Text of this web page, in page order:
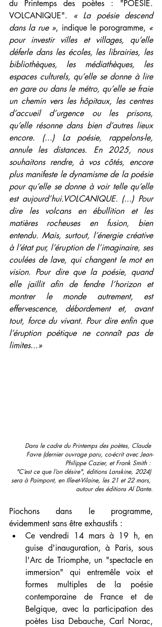
du Printemps des poètes : "POÉSIE.
VOLCANIQUE". « La poésie descend
dans la rue », indique le porogramme, «
pour investir villes et villages, qu’elle
déferle dans les écoles, les librairies, les
bibliothèques, les médiathèques, les
espaces culturels, qu’elle se donne à lire
en gare ou dans le métro, qu’elle se fraie
un chemin vers les hôpitaux, les centres
d’accueil d’urgence ou les prisons,
qu’elle résonne dans bien d’autres lieux
encore. (...) La poésie, rappelons-le,
annule les distances. En 2025, nous
souhaitons rendre, à vos côtés, encore
plus manifeste le dynamisme de la poésie
pour qu’elle se donne à voir telle qu’elle
est aujourd’hui.VOLCANIQUE. (...) Pour
dire les volcans en ébullition et les
matières rocheuses en fusion, bien
entendu. Mais, surtout, l’énergie créative
à l’état pur, l’éruption de l’imaginaire, ses
coulées de lave, qui changent le mot en
vision. Pour dire que la poésie, quand
elle jaillit afin de fendre l’horizon et
montrer le monde autrement, est
effervescence, débordement et, avant
tout, force du vivant. Pour dire enfin que
l’éruption poétique ne connaît pas de
limites...»
Dans le cadre du Printemps des poètes, Claude
Favre (dernier ouvrage paru, co-écrit avec Jean-
Philippe Cazier, et Frank Smith :
"C’est ce que l’on désire", éditions Lanskine, 2024)
sera à Paimpont, en Ille-et-Vilaine, les 21 et 22 mars,
autour des éditions Al Dante.
Piochons dans le programme,
évidemment sans être exhaustifs :
Ce vendredi 14 mars à 19 h, en
guise d'inauguration, à Paris, sous
l'Arc de Triomphe, un "spectacle en
immersion" qui entremêle voix et
formes multiples de la poésie
contemporaine de France et de
Belgique, avec la participation des
poètes Lisa Debauche, Carl Norac,